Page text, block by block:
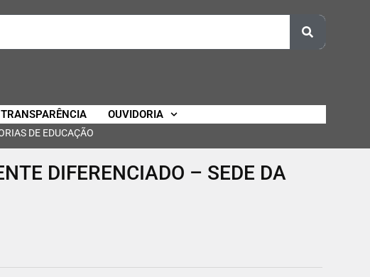
TRANSPARÊNCIA OUVIDORIA
DE EDUCAÇÃO
DIFERENCIADO – SEDE DA